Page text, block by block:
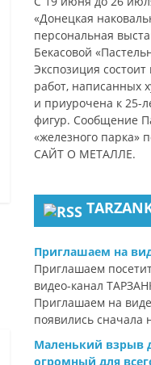
«Донецкая
персональная
Бекасовой
Экспозиция
работ, написанных
и приурочена к 25-
фигур. Сообщение
«железного парка»
САЙТ О МЕТАЛЛЕ.
Приглашаем на
Приглашаем
видео-канал
Приглашаем на
появились сначала
Маленький взрыв
огромный для